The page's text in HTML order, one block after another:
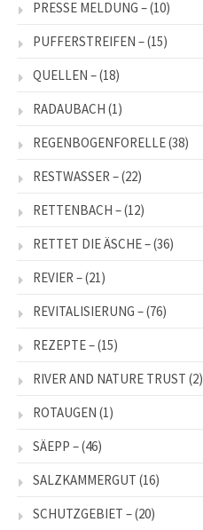
PRESSE MELDUNG –(10)
PUFFERSTREIFEN –(15)
QUELLEN –(18)
RADAUBACH (1)
REGENBOGENFORELLE(38)
RESTWASSER –(22)
RETTENBACH –(12)
RETTET DIE ÄSCHE –(36)
REVIER –(21)
REVITALISIERUNG –(76)
REZEPTE –(15)
RIVER AND NATURE TRUST (2)
ROTAUGEN (1)
SÄEPP –(46)
SALZKAMMERGUT (16)
SCHUTZGEBIET –(20)